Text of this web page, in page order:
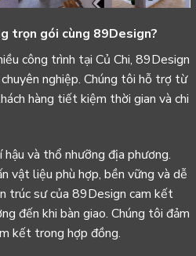
trọn gói cùng 89Design?
công trình tại Củ Chi, 89Design
nghiệp. Chúng tôi hỗ trợ từ
hàng tiết kiệm thời gian và chi
và thổ nhưỡng địa phương.
vật liệu phù hợp, bền vững và dễ
trúc sư của 89Design cam kết
đến khi bàn giao. Chúng tôi đảm
kết trong hợp đồng.